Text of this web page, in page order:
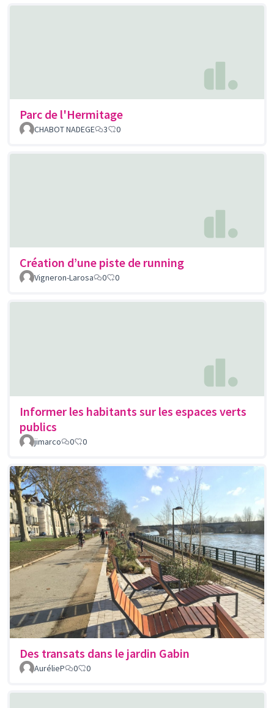
Parc de l'Hermitage
CHABOT NADEGE 3 0
Création d’une piste de running
Vigneron-Larosa 0 0
Informer les habitants sur les espaces verts
publics
jimarco 0 0
Des transats dans le jardin Gabin
AurélieP 0 0